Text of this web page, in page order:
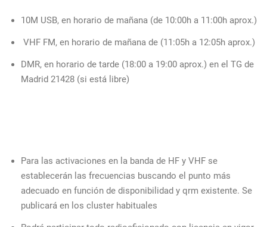
10M USB, en horario de mañana (de 10:00h a 11:00h aprox.)
VHF FM, en horario de mañana de (11:05h a 12:05h aprox.)
DMR, en horario de tarde (18:00 a 19:00 aprox.) en el TG de
Madrid 21428 (si está libre)
Para las activaciones en la banda de HF y VHF se
establecerán las frecuencias buscando el punto más
adecuado en función de disponibilidad y qrm existente. Se
publicará en los cluster habituales